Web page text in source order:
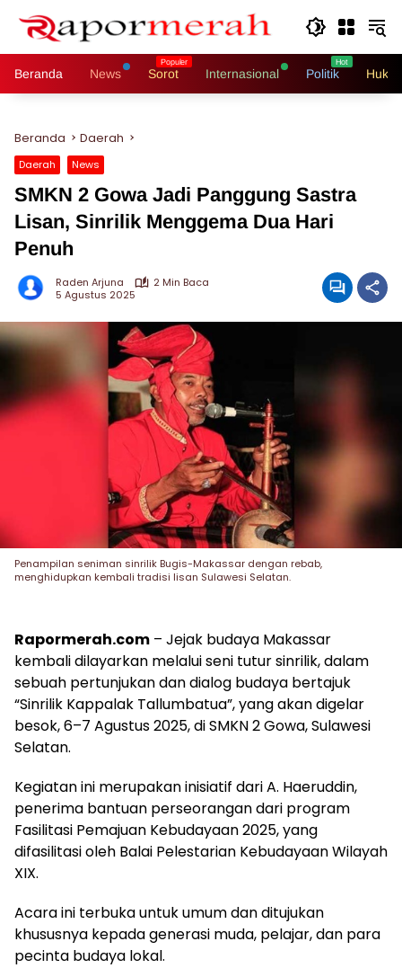
Beranda News Sorot Internasional Politik
Beranda Daerah
Daerah News
SMKN 2 Gowa Jadi Panggung Sastra
Lisan, Sinrilik Menggema Dua Hari
Penuh
Raden Arjuna
2 Min Baca
5 Agustus 2025
Penampilan seniman sinrilik Bugis-Makassar dengan rebab,
menghidupkan kembali tradisi lisan Sulawesi Selatan.
Rapormerah.com – Jejak budaya Makassar
kembali dilayarkan melalui seni tutur sinrilik, dalam
sebuah pertunjukan dan dialog budaya bertajuk
“Sinrilik Kappalak Tallumbatua”, yang akan digelar
besok, 6–7 Agustus 2025, di SMKN 2 Gowa, Sulawesi
Selatan.
Kegiatan ini merupakan inisiatif dari A. Haeruddin,
penerima bantuan perseorangan dari program
Fasilitasi Pemajuan Kebudayaan 2025, yang
difasilitasi oleh Balai Pelestarian Kebudayaan Wilayah
XIX.
Acara ini terbuka untuk umum dan ditujukan
khususnya kepada generasi muda, pelajar, dan para
pecinta budaya lokal.